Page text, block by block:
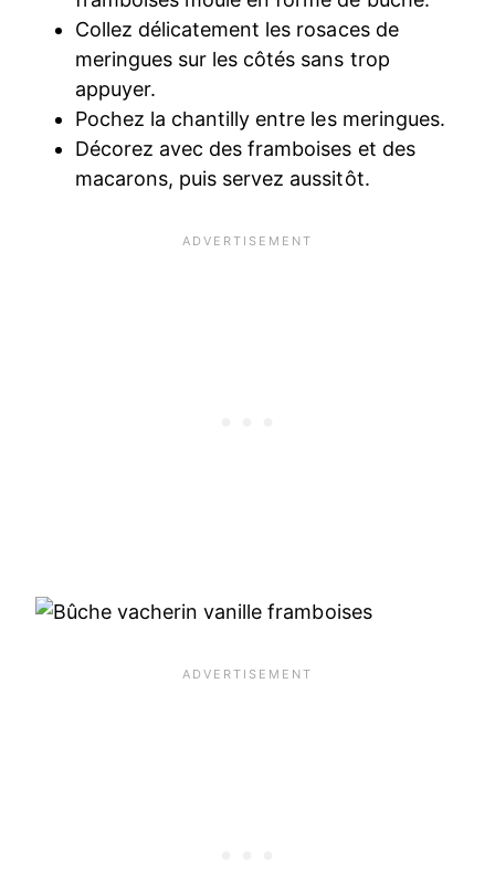
Collez délicatement les rosaces de
meringues sur les côtés sans trop
appuyer.
Pochez la chantilly entre les meringues.
Décorez avec des framboises et des
macarons, puis servez aussitôt.